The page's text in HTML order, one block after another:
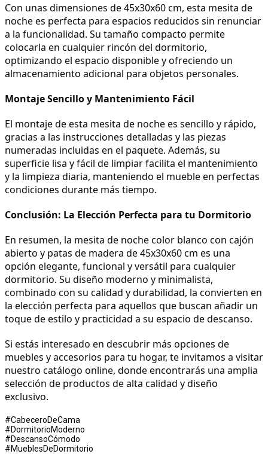
Con unas dimensiones de 45x30x60 cm, esta mesita de
noche es perfecta para espacios reducidos sin renunciar
a la funcionalidad. Su tamaño compacto permite
colocarla en cualquier rincón del dormitorio,
optimizando el espacio disponible y ofreciendo un
almacenamiento adicional para objetos personales.
Montaje Sencillo y Mantenimiento Fácil
El montaje de esta mesita de noche es sencillo y rápido,
gracias a las instrucciones detalladas y las piezas
numeradas incluidas en el paquete. Además, su
superficie lisa y fácil de limpiar facilita el mantenimiento
y la limpieza diaria, manteniendo el mueble en perfectas
condiciones durante más tiempo.
Conclusión: La Elección Perfecta para tu Dormitorio
En resumen, la mesita de noche color blanco con cajón
abierto y patas de madera de 45x30x60 cm es una
opción elegante, funcional y versátil para cualquier
dormitorio. Su diseño moderno y minimalista,
combinado con su calidad y durabilidad, la convierten en
la elección perfecta para aquellos que buscan añadir un
toque de estilo y practicidad a su espacio de descanso.
Si estás interesado en descubrir más opciones de
muebles y accesorios para tu hogar, te invitamos a visitar
nuestro catálogo online, donde encontrarás una amplia
selección de productos de alta calidad y diseño
exclusivo.
#CabeceroDeCama
#DormitorioModerno
#DescansoCómodo
#MueblesDeDormitorio